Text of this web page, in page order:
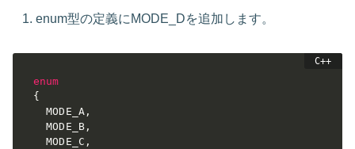
enum型の定義にMODE_Dを追加します。
enum
{
  MODE_A
,
  MODE_B
,
  MODE_C
,